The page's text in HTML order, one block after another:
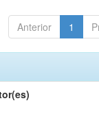
Anterior 1